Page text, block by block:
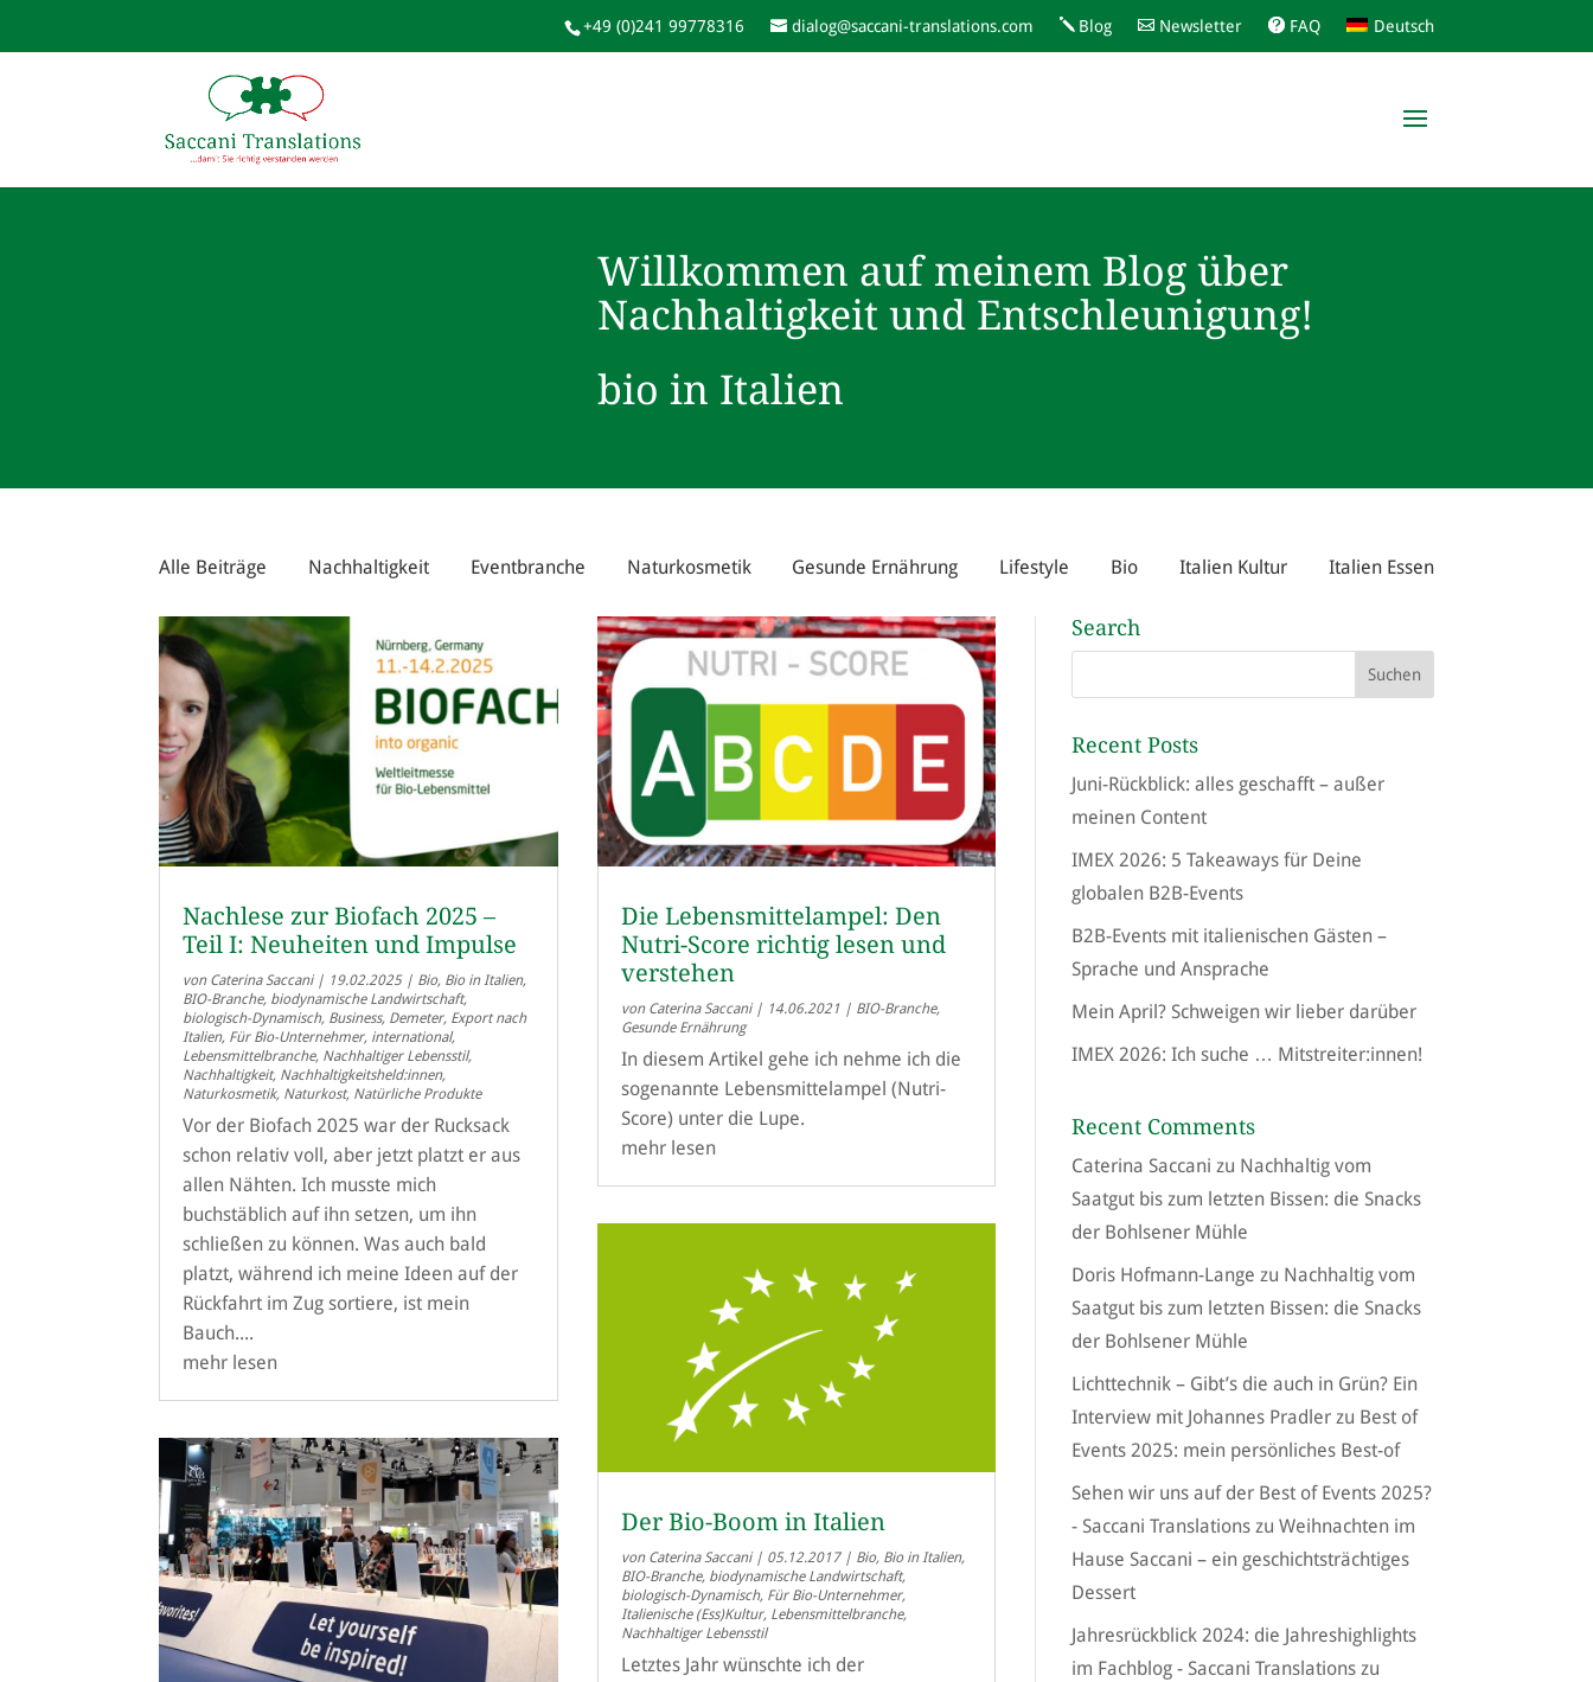
+49 (0)241 99778316 dialog@saccani-translations.com Blog Newsletter FAQ Deutsch
Willkommen auf meinem Blog über
Nachhaltigkeit und Entschleunigung!
bio in Italien
Alle Beiträge Nachhaltigkeit Eventbranche Naturkosmetik Gesunde Ernährung Lifestyle Bio Italien Kultur Italien Essen
Nachlese zur Biofach 2025 –
Teil I: Neuheiten und Impulse
von Caterina Saccani| 19.02.2025| Bio, Bio in Italien,
BIO-Branche, biodynamische Landwirtschaft,
biologisch-Dynamisch, Business, Demeter, Export nach
Italien, Für Bio-Unternehmer, international,
Lebensmittelbranche, Nachhaltiger Lebensstil,
Nachhaltigkeit, Nachhaltigkeitsheld:innen,
Naturkosmetik, Naturkost, Natürliche Produkte
Vor der Biofach 2025 war der Rucksack
schon relativ voll, aber jetzt platzt er aus
allen Nähten. Ich musste mich
buchstäblich auf ihn setzen, um ihn
schließen zu können. Was auch bald
platzt, während ich meine Ideen auf der
Rückfahrt im Zug sortiere, ist mein
Bauch....
mehr lesen
Die Lebensmittelampel: Den
Nutri-Score richtig lesen und
verstehen
von Caterina Saccani| 14.06.2021 | BIO-Branche,
Gesunde Ernährung
In diesem Artikel gehe ich nehme ich die
sogenannte Lebensmittelampel (Nutri-
Score) unter die Lupe.
mehr lesen
Der Bio-Boom in Italien
von Caterina Saccani| 05.12.2017| Bio, Bio in Italien,
BIO-Branche, biodynamische Landwirtschaft,
biologisch-Dynamisch, Für Bio-Unternehmer,
Italienische (Ess)Kultur, Lebensmittelbranche,
Nachhaltiger Lebensstil
Letztes Jahr wünschte ich der
Search
Recent Posts
Juni-Rückblick: alles geschafft – außer
meinen Content
IMEX 2026: 5 Takeaways für Deine
globalen B2B-Events
B2B-Events mit italienischen Gästen –
Sprache und Ansprache
Mein April? Schweigen wir lieber darüber
IMEX 2026: Ich suche … Mitstreiter:innen!
Recent Comments
Caterina Saccani zu Nachhaltig vom
Saatgut bis zum letzten Bissen: die Snacks
der Bohlsener Mühle
Doris Hofmann-Lange zu Nachhaltig vom
Saatgut bis zum letzten Bissen: die Snacks
der Bohlsener Mühle
Lichttechnik – Gibt’s die auch in Grün? Ein
Interview mit Johannes Pradlerzu Best of
Events 2025: mein persönliches Best-of
Sehen wir uns auf der Best of Events 2025?
- Saccani Translationszu Weihnachten im
Hause Saccani – ein geschichtsträchtiges
Dessert
Jahresrückblick 2024: die Jahreshighlights
im Fachblog - Saccani Translationszu